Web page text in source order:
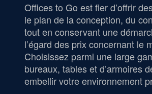
Offices to Go est fier d’offrir
le plan de la conception, du
tout en conservant une
l’égard des prix concernant le
Choisissez parmi une large
bureaux, tables et d’armoires
embellir votre environnement